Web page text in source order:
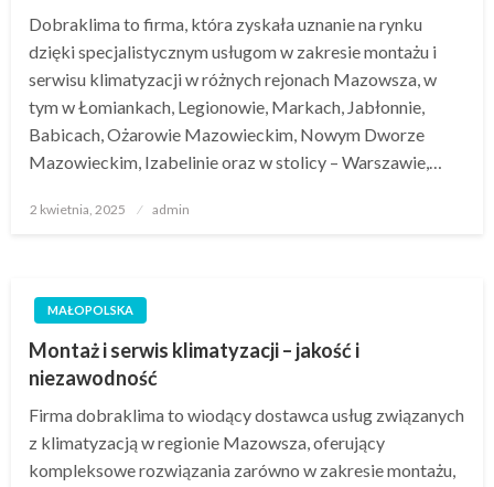
Dobraklima to firma, która zyskała uznanie na rynku
dzięki specjalistycznym usługom w zakresie montażu i
serwisu klimatyzacji w różnych rejonach Mazowsza, w
tym w Łomiankach, Legionowie, Markach, Jabłonnie,
Babicach, Ożarowie Mazowieckim, Nowym Dworze
Mazowieckim, Izabelinie oraz w stolicy – Warszawie,…
Opublikowane
2 kwietnia, 2025 admin
MAŁOPOLSKA
Montaż i serwis klimatyzacji – jakość i
niezawodność
Firma dobraklima to wiodący dostawca usług związanych
z klimatyzacją w regionie Mazowsza, oferujący
kompleksowe rozwiązania zarówno w zakresie montażu,